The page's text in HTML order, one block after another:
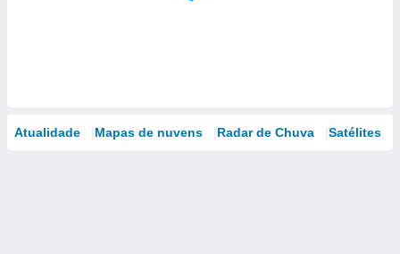
Atualidade Mapas de nuvens Radar de Chuva Satélites